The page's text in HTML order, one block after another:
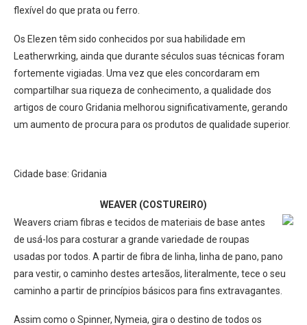
flexível do que prata ou ferro.
Os Elezen têm sido conhecidos por sua habilidade em
Leatherwrking, ainda que durante séculos suas técnicas foram
fortemente vigiadas. Uma vez que eles concordaram em
compartilhar sua riqueza de conhecimento, a qualidade dos
artigos de couro Gridania melhorou significativamente, gerando
um aumento de procura para os produtos de qualidade superior.
Cidade base: Gridania
WEAVER (COSTUREIRO)
Weavers criam fibras e tecidos de materiais de base antes
de usá-los para costurar a grande variedade de roupas
usadas por todos. A partir de fibra de linha, linha de pano, pano
para vestir, o caminho destes artesãos, literalmente, tece o seu
caminho a partir de princípios básicos para fins extravagantes.
Assim como o Spinner, Nymeia, gira o destino de todos os